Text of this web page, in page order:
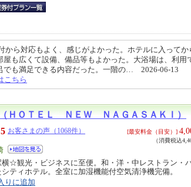
から対応もよく、感じがよかった。ホテルに入ってか
屋も広くて設備、備品等もよかった。大浴場は、利用
でも満足できる内容だった。一階の… 2026-06-13
こちら
ＨＯＴＥＬ ＮＥＷ ＮＡＧＡＳＡＫＩ）
5 お客さまの声（1068件） [最安料金（目安）]
（消費税込
横☆観光・ビジネスに至便。和・洋・中レストラン・
ティホテル。全室に加湿機能付空気清浄機完備。
りに追加